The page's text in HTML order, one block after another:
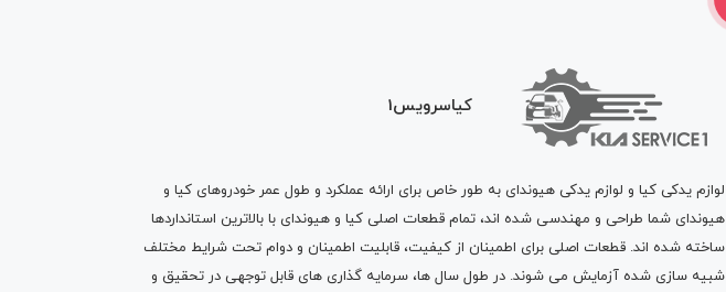
کیاسرویس1
لوازم یدکی کیا و لوازم یدکی هیوندای به طور خاص برای ارائه عملکرد و طول عمر خودروهای کیا و
هیوندای شما طراحی و مهندسی شده اند، تمام قطعات اصلی کیا و هیوندای با بالاترین استانداردها
ساخته شده اند. قطعات اصلی برای اطمینان از کیفیت، قابلیت اطمینان و دوام تحت شرایط مختلف
شبیه سازی شده آزمایش می شوند. در طول سال ها، سرمایه گذاری های قابل توجهی در تحقیق و